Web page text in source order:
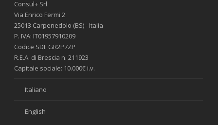
Consul+ Srl
Via Enrico Fermi 2
25013 Carpenedolo (BS) - Italia
P. IVA: IT01957910209
Codice SDI: GR2P7ZP
R.E.A. di Brescia n. 211923
Capitale sociale: 10.000€ i.v.
Italiano
English